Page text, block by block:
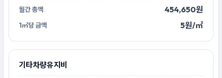
454,650원
5원/㎡
기타차량유지비